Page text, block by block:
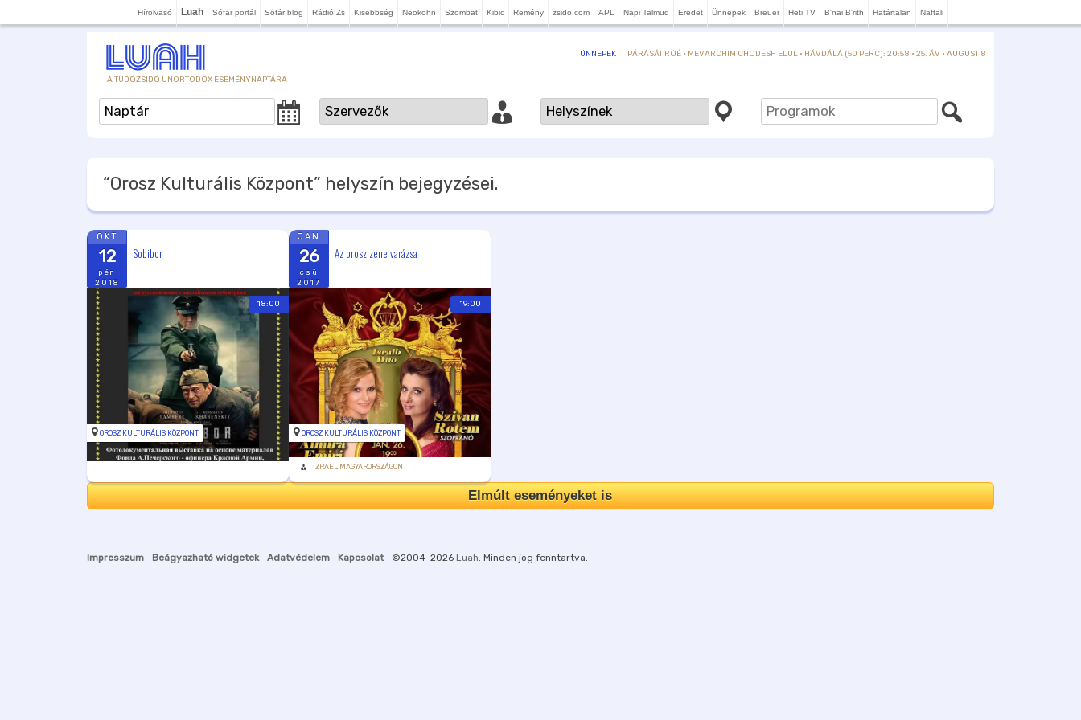
Hírolvasó Luah Sófár portál Sófár blog Rádió Zs Kisebbség Neokohn Szombat Kibic Remény zsido.com APL Napi Talmud Eredet Ünnepek Breuer Heti TV B'nai B'rith Határtalan Naftali
A TUDÓZSIDÓ UNORTODOX ESEMÉNYNAPTÁRA
ÜNNEPEK PÁRÁSÁT RÖÉ · MEVARCHIM CHODESH ELUL · HÁVDÁLÁ (50 PERC): 20:58 · 25. ÁV · AUGUST 8
“Orosz Kulturális Központ” helyszín bejegyzései.
OKT
12
pén
2018
Sobibor
18:00
OROSZ KULTURÁLIS KÖZPONT
JAN
26
csü
2017
Az orosz zene varázsa
19:00
OROSZ KULTURÁLIS KÖZPONT
IZRAEL MAGYARORSZÁGON
Elmúlt eseményeket is
Impresszum Beágyazható widgetek Adatvédelem Kapcsolat ©2004-2026 Luah . Minden jog fenntartva.